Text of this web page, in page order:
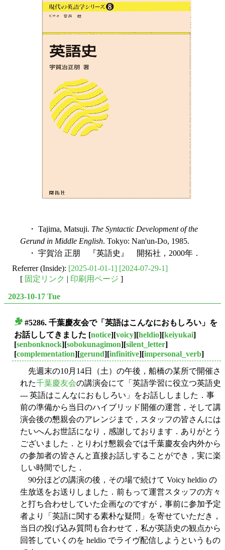
・ Tajima, Matsuji. The Syntactic Development of the
Gerund in Middle English. Tokyo: Nan'un-Do, 1985.
・ 宇賀治 正朋 『英語史』 開拓社，2000年．
Referrer (Inside): [2025-01-01-1] [2024-07-29-1]
[ 固定リンク | 印刷用ページ ]
2023-10-17 Tue
#5286. 千葉慶友会で「英語はこんなにおもしろい」を
お話ししてきました [notice][voicy][heldio][keiyukai]
[senbonknock][sobokunagimon][silent_letter]
[complementation][gerund][infinitive][impersonal_verb]
先週末の10月14日（土）の午後，船橋の某所で開催さ
れた千葉慶友会の講演会にて「英語学習に役立つ英語史
--- 英語はこんなにおもしろい」をお話ししました．事
前の準備から当日のハイブリッド開催の運営，そして講
演会後の懇親会のアレンジまで，スタッフの皆さんには
たいへんお世話になり，感謝しております．ありがとう
ございました．とりわけ懇親会では千葉慶友会内外から
の参加者の皆さんと直接お話しすることができ，実に楽
しい時間でした．
90分ほどの講演の後，その場で続けて Voicy heldio の
生放送をお送りしました．前もって運営スタッフの方々
と打ち合わせしていた企画なのですが，事前に参加予定
者より「英語に関する素朴な疑問」を寄せていただき，
当日の投げ込み質問も合わせて，私が英語史の観点から
回答していくのを heldio でライヴ配信しようというもの